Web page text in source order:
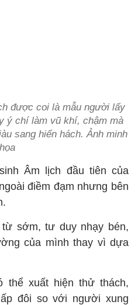
được coi là mẫu người lấy
ý chí làm vũ khí, chậm mà
sang hiển hách. Ảnh minh
họa
Âm lịch đầu tiên của
điềm đạm nhưng bên
sớm, tư duy nhạy bén,
của mình thay vì dựa
thể xuất hiện thử thách,
đôi so với người xung